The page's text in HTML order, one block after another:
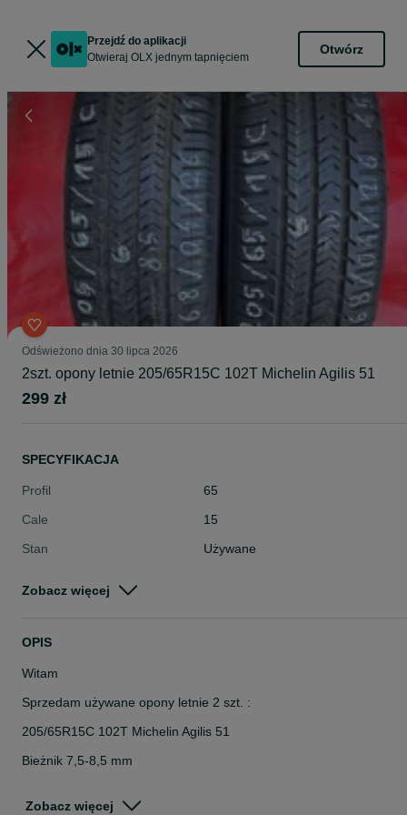
Przejdź do aplikacji
Otwieraj OLX jednym tapnięciem
Otwórz
Odświeżono dnia 30 lipca 2026
2szt. opony letnie 205/65R15C 102T Michelin Agilis 51
299 zł
SPECYFIKACJA
Profil
65
Cale
15
Stan
Używane
Szerokość
Zobacz więcej
OPIS
Witam
Sprzedam używane opony letnie 2 szt. :
205/65R15C 102T Michelin Agilis 51
Bieżnik 7,5-8,5 mm
Zobacz więcej